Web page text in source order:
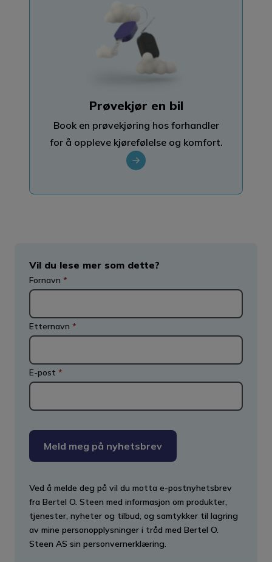
Prøvekjør en bil
Book en prøvekjøring hos forhandler
for å oppleve kjørefølelse og komfort.
Vil du lese mer som dette?
Fornavn *
Etternavn *
E-post *
Meld meg på nyhetsbrev
Ved å melde deg på vil du motta e-postnyhetsbrev
fra Bertel O. Steen med informasjon om produkter,
tjenester, nyheter og tilbud, og samtykker til lagring
av mine personopplysninger i tråd med Bertel O.
Steen AS sin personvernerklæring.